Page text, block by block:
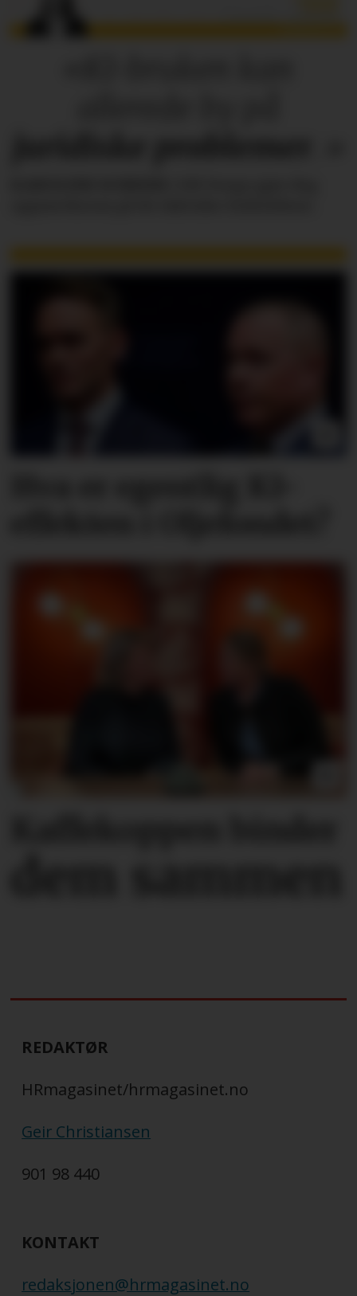
REDAKTØR
HRmagasinet/hrmagasinet.no
Geir Christiansen
901 98 440
KONTAKT
redaksjonen@hrmagasinet.no